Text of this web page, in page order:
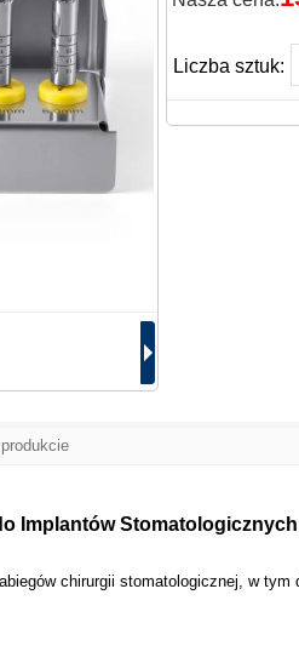
Liczba sztuk:
Implantów
chirurgii stomatologicznej, w tym